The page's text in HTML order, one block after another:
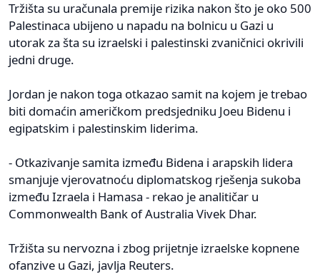
Tržišta su uračunala premije rizika nakon što je oko 500
Palestinaca ubijeno u napadu na bolnicu u Gazi u
utorak za šta su izraelski i palestinski zvaničnici okrivili
jedni druge.
Jordan je nakon toga otkazao samit na kojem je trebao
biti domaćin američkom predsjedniku Joeu Bidenu i
egipatskim i palestinskim liderima.
- Otkazivanje samita između Bidena i arapskih lidera
smanjuje vjerovatnoću diplomatskog rješenja sukoba
između Izraela i Hamasa - rekao je analitičar u
Commonwealth Bank of Australia Vivek Dhar.
Tržišta su nervozna i zbog prijetnje izraelske kopnene
ofanzive u Gazi, javlja Reuters.